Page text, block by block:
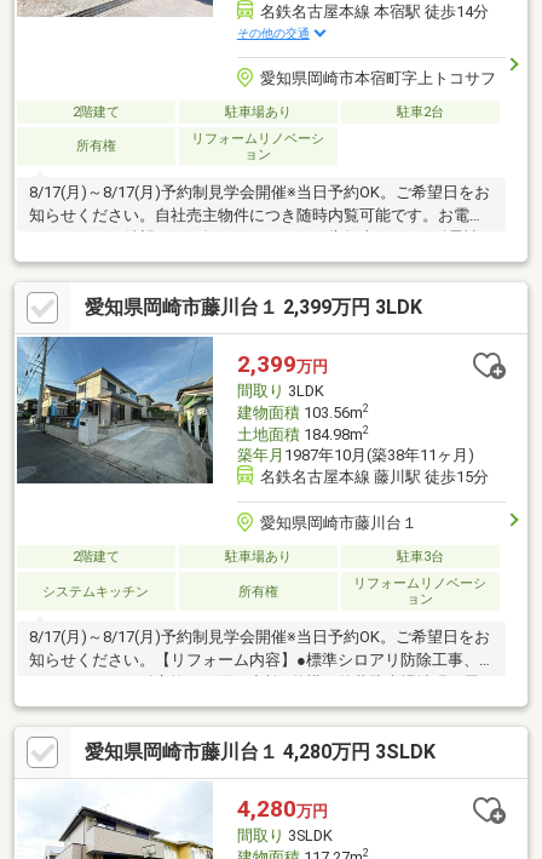
名鉄名古屋本線 本宿駅 徒歩14分
その他の交通
愛知県岡崎市本宿町字上トコサフ
2階建て 駐車場あり 駐車2台
所有権
リフォームリノベーシ
ョン
8/17(月)～8/17(月)予約制見学会開催※当日予約OK。ご希望日をお
知らせください。自社売主物件につき随時内覧可能です。お電話
かメールでご希望日をお知らせください。告知事項あり●耐震補
強工事予定耐震適合証明書を取得すれば（要別途費用）、条件に
より住宅ローン減税や不動産取得税減税の対象になります。【リ
フォーム内容】●外装玄関交換、雨漏り点検、駐車場拡張、屋根
塗装、外壁塗装、庭木伐採など●内装システムキッチン交換、ユ
ニットバス交換、トイレ交換、洗面化粧台交換、間取変更、玄関
扉交換、室内ドア交換、床材上張り、シューズボックス交換、ク
ロス張替え
愛知県岡崎市藤川台１ 2,399万円 3LDK
2,399万円
間取り 3LDK
建物面積103.56m2
土地面積184.98m2
築年月 1987年10月(築38年11ヶ月)
名鉄名古屋本線 藤川駅 徒歩15分
愛知県岡崎市藤川台１
2階建て 駐車場あり 駐車3台
システムキッチン 所有権
リフォームリノベーシ
ョン
8/17(月)～8/17(月)予約制見学会開催※当日予約OK。ご希望日をお
知らせください。【リフォーム内容】●標準シロアリ防除工事、
根塗装、外壁塗装●水回りシステムキッチン交換、ユニットバス
交換、トイレ交換、洗面化粧台交換●内装床材上張り、シューズ
ボックス交換、クロス張替え●その他設備インターホン設置、火
災警報器設置、照明器具交換【おすすめポイント】・本物件は条
件により住宅ローン減税が適用されます。・雨漏り、構造上主要
な部分の欠陥や・腐食、給排水管の故障や漏水についてお
愛知県岡崎市藤川台１ 4,280万円 3SLDK
4,280万円
間取り 3SLDK
2